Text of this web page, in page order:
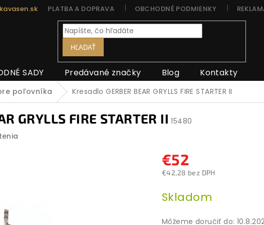
PLATBA A DOPRAVA OBCHODNÉ PODMIENKY
HĽADAŤ
SADY Predávané značky Blog Kontakty
poľovníka Kresadlo GERBER BEAR GRYLLS FIRE STARTER II
GRYLLS FIRE STARTER II 15480
€52
€42,28 bez DPH
cena:
Skladom
Môžeme doručiť do: